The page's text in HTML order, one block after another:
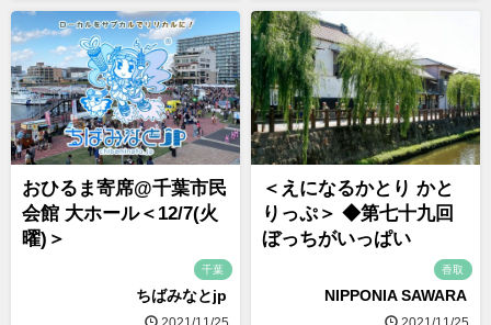
おひるま寄席@千葉市民
会館 大ホール＜12/7(火
曜)＞
千葉
ちばみなとjp
＜えになるかとり かと
りっぷ＞ ◆第七十九回
ぼっちがいっぱい
香取
NIPPONIA SAWARA